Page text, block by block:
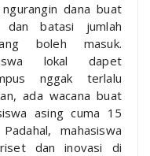
dana buat
dan batasi jumlah
boleh masuk.
lokal dapet
nggak terlalu
ada wacana buat
asing cuma 15
mahasiswa
dan inovasi di